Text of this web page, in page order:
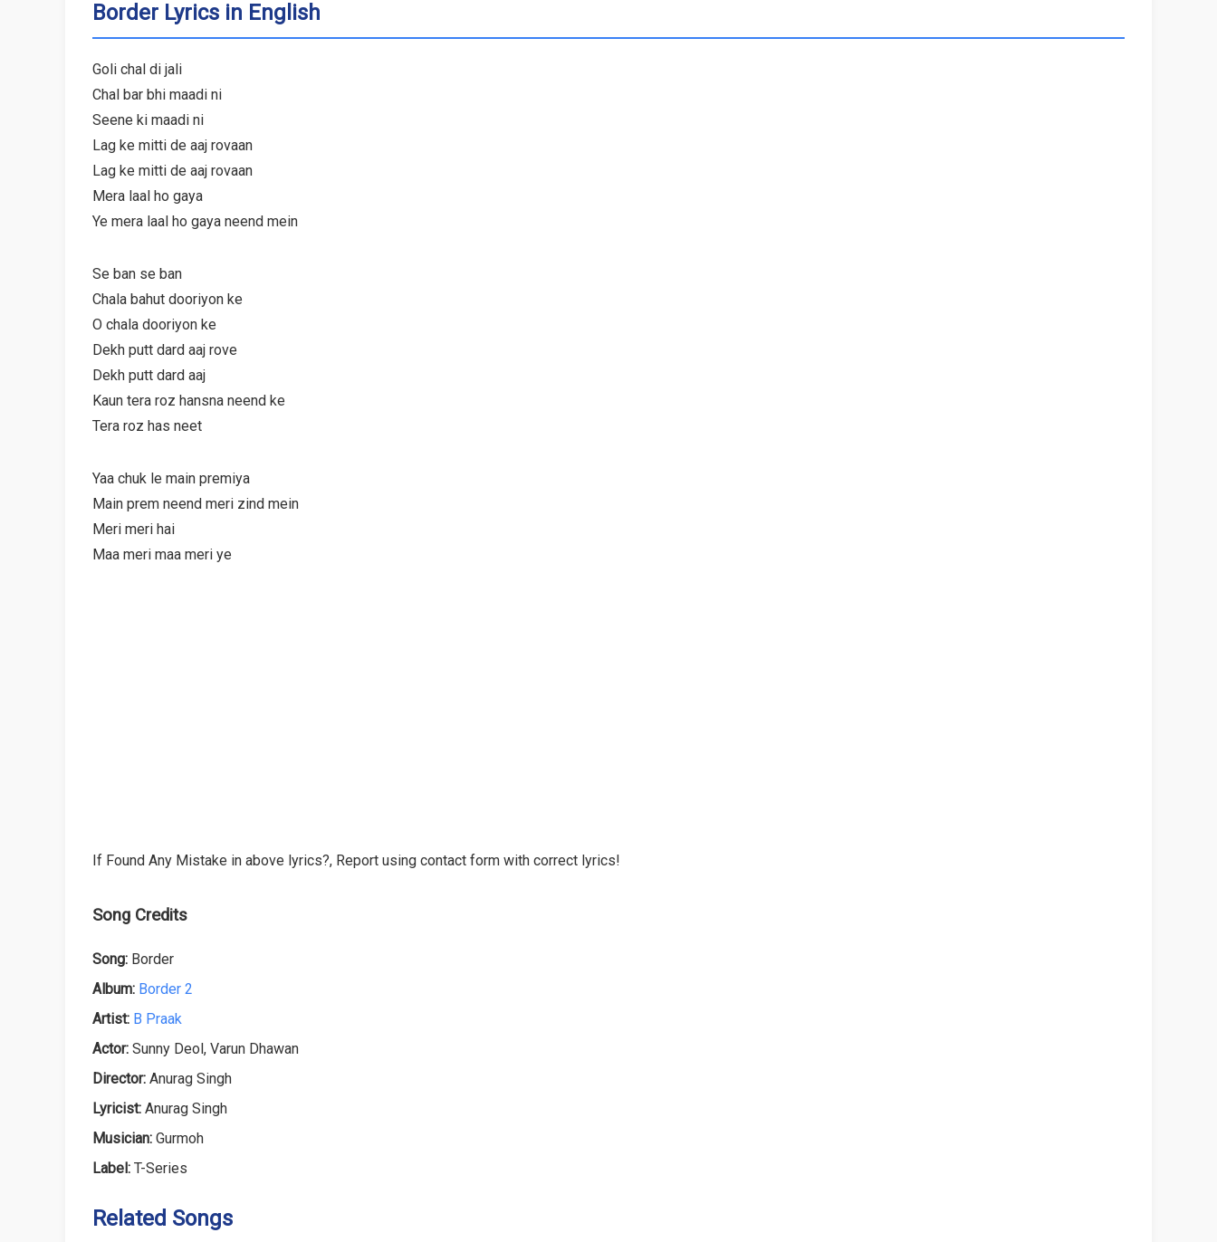
Border Lyrics in English
Goli chal di jali
Chal bar bhi maadi ni
Seene ki maadi ni
Lag ke mitti de aaj rovaan
Lag ke mitti de aaj rovaan
Mera laal ho gaya
Ye mera laal ho gaya neend mein
Se ban se ban
Chala bahut dooriyon ke
O chala dooriyon ke
Dekh putt dard aaj rove
Dekh putt dard aaj
Kaun tera roz hansna neend ke
Tera roz has neet
Yaa chuk le main premiya
Main prem neend meri zind mein
Meri meri hai
Maa meri maa meri ye
If Found Any Mistake in above lyrics?, Report using contact form with correct lyrics!
Song Credits
Song: Border
Album: Border 2
Artist: B Praak
Actor: Sunny Deol, Varun Dhawan
Director: Anurag Singh
Lyricist: Anurag Singh
Musician: Gurmoh
Label: T-Series
Related Songs